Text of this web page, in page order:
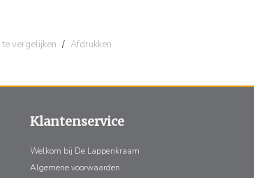
vergelijken / Afdrukken
Klantenservice
Welkom bij De Lappenkraam
Algemene voorwaarden